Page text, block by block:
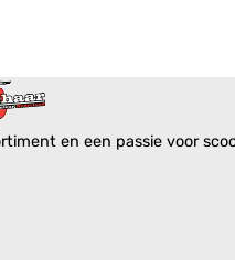
en een passie voor